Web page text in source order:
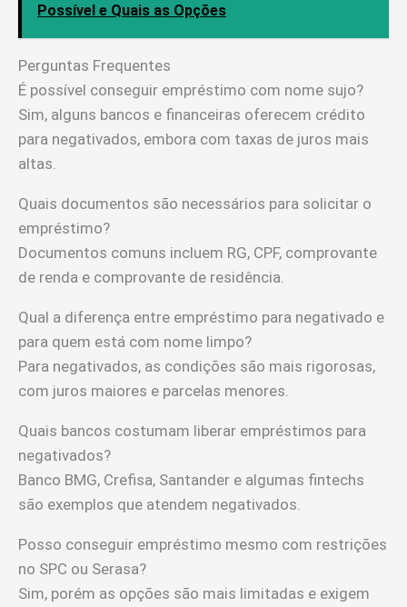
Possível e Quais as Opções
Perguntas Frequentes
É possível conseguir empréstimo com nome sujo?
Sim, alguns bancos e financeiras oferecem crédito
para negativados, embora com taxas de juros mais
altas.
Quais documentos são necessários para solicitar o
empréstimo?
Documentos comuns incluem RG, CPF, comprovante
de renda e comprovante de residência.
Qual a diferença entre empréstimo para negativado e
para quem está com nome limpo?
Para negativados, as condições são mais rigorosas,
com juros maiores e parcelas menores.
Quais bancos costumam liberar empréstimos para
negativados?
Banco BMG, Crefisa, Santander e algumas fintechs
são exemplos que atendem negativados.
Posso conseguir empréstimo mesmo com restrições
no SPC ou Serasa?
Sim, porém as opções são mais limitadas e exigem